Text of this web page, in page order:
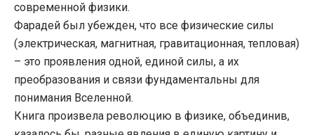
современной физики.
Фарадей был убежден, что все физические силы
(электрическая, магнитная, гравитационная, тепловая)
– это проявления одной, единой силы, а их
преобразования и связи фундаментальны для
понимания Вселенной.
Книга произвела революцию в физике, объединив,